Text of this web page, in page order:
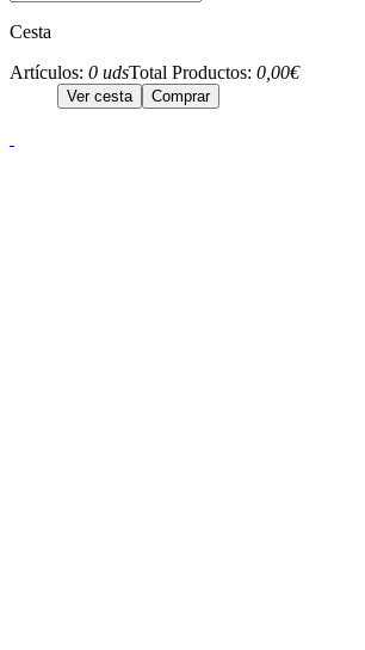
Cesta
Artículos: 0 udsTotal Productos: 0,00€